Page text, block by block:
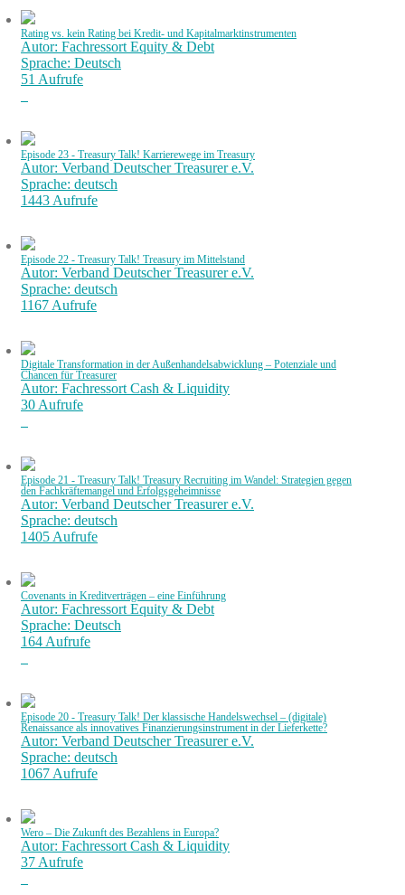
Rating vs. kein Rating bei Kredit- und Kapitalmarktinstrumenten
Autor: Fachressort Equity & Debt
Sprache: Deutsch
51 Aufrufe
Episode 23 - Treasury Talk! Karrierewege im Treasury
Autor: Verband Deutscher Treasurer e.V.
Sprache: deutsch
1443 Aufrufe
Episode 22 - Treasury Talk! Treasury im Mittelstand
Autor: Verband Deutscher Treasurer e.V.
Sprache: deutsch
1167 Aufrufe
Digitale Transformation in der Außenhandelsabwicklung – Potenziale und
Chancen für Treasurer
Autor: Fachressort Cash & Liquidity
30 Aufrufe
Episode 21 - Treasury Talk! Treasury Recruiting im Wandel: Strategien gegen
den Fachkräftemangel und Erfolgsgeheimnisse
Autor: Verband Deutscher Treasurer e.V.
Sprache: deutsch
1405 Aufrufe
Covenants in Kreditverträgen – eine Einführung
Autor: Fachressort Equity & Debt
Sprache: Deutsch
164 Aufrufe
Episode 20 - Treasury Talk! Der klassische Handelswechsel – (digitale)
Renaissance als innovatives Finanzierungsinstrument in der Lieferkette?
Autor: Verband Deutscher Treasurer e.V.
Sprache: deutsch
1067 Aufrufe
Wero – Die Zukunft des Bezahlens in Europa?
Autor: Fachressort Cash & Liquidity
37 Aufrufe